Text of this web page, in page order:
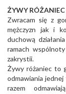
ŻYWY RÓŻANIEC
Zwracam się z
mężczyzn jak i
duchową
ramach
zakrystii.
Żywy różaniec to
odmawiania jednej
razem